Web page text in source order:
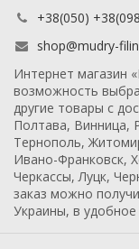
+38(050)
shop@mudry-
Интернет магазин
возможность
другие товары с
Полтава, Винница,
Тернополь,
Ивано-Франковск,
Черкассы, Луцк,
заказ можно
Украины, в